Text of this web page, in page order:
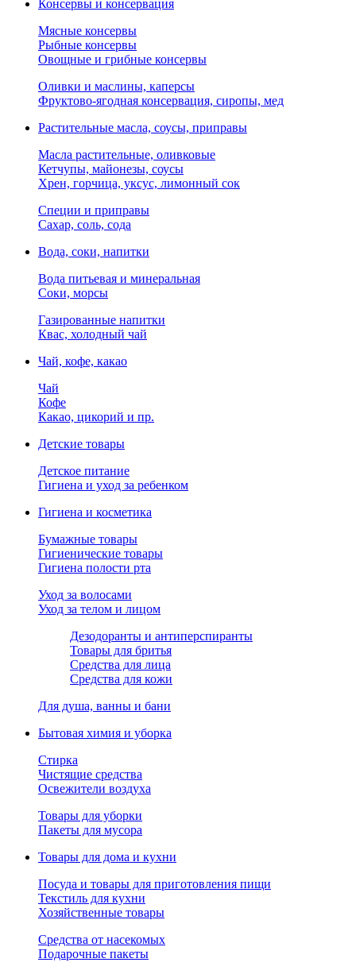
Консервы и консервация
Мясные консервы
Рыбные консервы
Овощные и грибные консервы
Оливки и маслины, каперсы
Фруктово-ягодная консервация, сиропы, мед
Растительные масла, соусы, приправы
Масла растительные, оливковые
Кетчупы, майонезы, соусы
Хрен, горчица, уксус, лимонный сок
Специи и приправы
Сахар, соль, сода
Вода, соки, напитки
Вода питьевая и минеральная
Соки, морсы
Газированные напитки
Квас, холодный чай
Чай, кофе, какао
Чай
Кофе
Какао, цикорий и пр.
Детские товары
Детское питание
Гигиена и уход за ребенком
Гигиена и косметика
Бумажные товары
Гигиенические товары
Гигиена полости рта
Уход за волосами
Уход за телом и лицом
Дезодоранты и антиперспиранты
Товары для бритья
Средства для лица
Средства для кожи
Для душа, ванны и бани
Бытовая химия и уборка
Стирка
Чистящие средства
Освежители воздуха
Товары для уборки
Пакеты для мусора
Товары для дома и кухни
Посуда и товары для приготовления пищи
Текстиль для кухни
Хозяйственные товары
Средства от насекомых
Подарочные пакеты